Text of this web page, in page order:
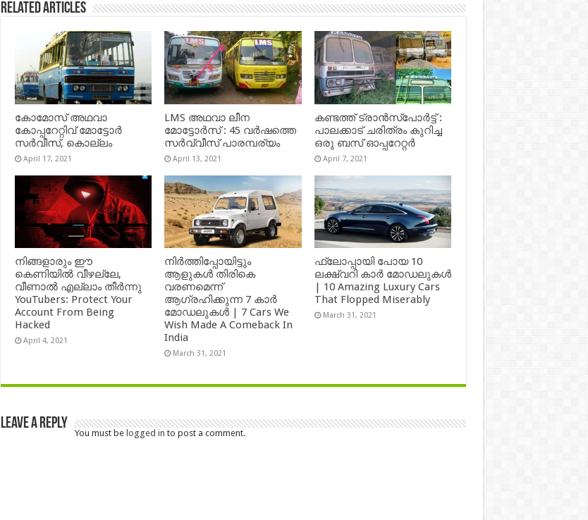
Related Articles
കോമോസ് അഥവാ
കോപ്പറേറ്റിവ് മോട്ടോര്‍
സര്‍വീസ്, കൊല്ലം
April 17, 2021
LMS അഥവാ ലീന
മോട്ടോർസ് : 45 വർഷത്തെ
സർവ്വീസ് പാരമ്പര്യം
April 13, 2021
കണ്ടത്ത് ട്രാൻസ്‌പോർട്ട് :
പാലക്കാട് ചരിത്രം കുറിച്ച
ഒരു ബസ് ഓപ്പറേറ്റർ
April 7, 2021
നിങ്ങളാരും ഈ
കെണിയിൽ വീഴല്ലേ,
വീണാൽ എല്ലാം തീർന്നു
YouTubers: Protect Your
Account From Being
Hacked
April 4, 2021
നിർത്തിപ്പോയിട്ടും
ആളുകൾ തിരികെ
വരണമെന്ന്
ആഗ്രഹിക്കുന്ന 7 കാർ
മോഡലുകൾ | 7 Cars We
Wish Made A Comeback In
India
March 31, 2021
ഫ്ലോപ്പായി പോയ 10
ലക്ഷ്വറി കാർ മോഡലുകൾ
| 10 Amazing Luxury Cars
That Flopped Miserably
March 31, 2021
Leave a Reply
You must be logged in to post a comment.